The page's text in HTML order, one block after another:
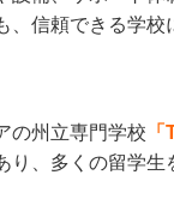
、信頼できる学
の州立専門学校
、多くの留学生